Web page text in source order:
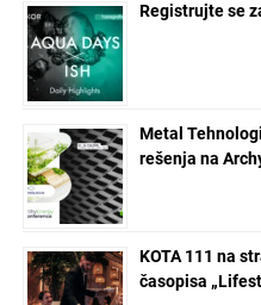
Registrujte se
Metal
rešenja na
KOTA 111 na
časopisa